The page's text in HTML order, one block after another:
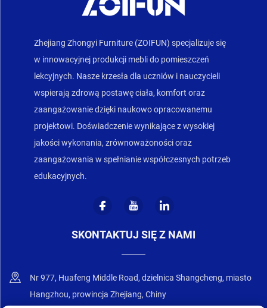
Zhejiang Zhongyi Furniture (ZOIFUN) specjalizuje się
w innowacyjnej produkcji mebli do pomieszczeń
lekcyjnych. Nasze krzesła dla uczniów i nauczycieli
wspierają zdrową postawę ciała, komfort oraz
zaangażowanie dzięki naukowo opracowanemu
projektowi. Doświadczenie wynikające z wysokiej
jakości wykonania, zrównoważoności oraz
zaangażowania w spełnianie współczesnych potrzeb
edukacyjnych.
SKONTAKTUJ SIĘ Z NAMI
Nr 977, Huafeng Middle Road, dzielnica Shangcheng, miasto
Hangzhou, prowincja Zhejiang, Chiny